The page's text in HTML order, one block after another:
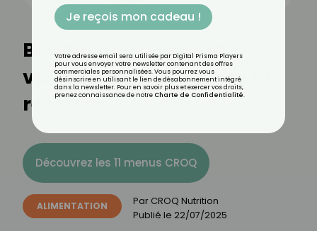
Boudin noir : bienfaits,
valeurs nutritionnelles et
recettes
Découvrez les 11 menus CROQ
ALIMENTATION Par CROQ Nutrition
Publié le 22/07/2025
Je reçois mon cadeau !
Votre adresse email sera utilisée par Digital Prisma Players
pour vous envoyer votre newsletter contenant des offres
commerciales personnalisées. Vous pourrez vous
désinscrire en utilisant le lien de désabonnement intégré
dans la newsletter. Pour en savoir plus et exercer vos droits,
prenez connaissance de notre Charte de Confidentialité.